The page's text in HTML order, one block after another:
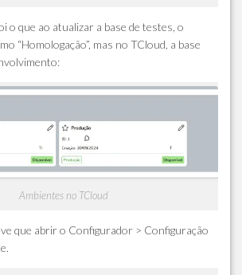
o que ao atualizar a base de testes, o
“Homologação”, mas no TCloud, a base
Ambientes no TCloud
que abrir o Configurador > Configuração